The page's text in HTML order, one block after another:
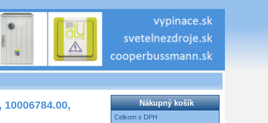
10006784.00,
Nákupný košík
Celkom s DPH